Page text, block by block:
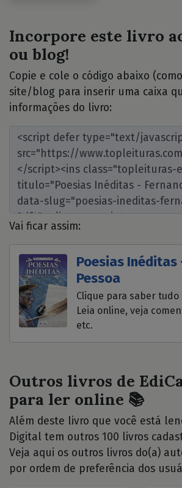
Incorpore este livro
ou blog!
Copie e cole o código abaixo
site/blog para inserir uma caixa
informações do livro:
Vai ficar assim:
Poesias Inéditas
Pessoa
Clique para saber
Leia online, veja
etc.
Outros livros de
para ler online 📚
Além deste livro que você está
Digital tem outros 100 livros
Veja aqui os outros livros do(a)
por ordem de preferência dos